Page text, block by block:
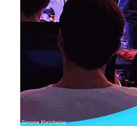
Simone Kleinheinz